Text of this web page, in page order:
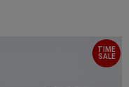
TIME
SALE